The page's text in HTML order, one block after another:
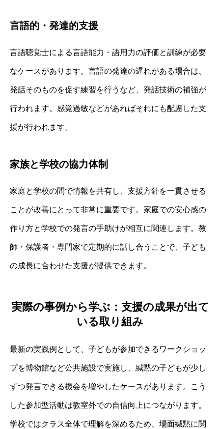
言語的・発達的支援
言語聴覚士による言語能力・語用力の評価と訓練が必要
なケースがあります。言語の発達の遅れがある場合は、
発話そのものを促す練習を行うなど、発話技術の補強が
行われます。感覚過敏などがあればそれにも配慮した支
援が行われます。
家族と学校の協力体制
家庭と学校の間で情報を共有し、支援方針を一貫させる
ことが改善にとって非常に重要です。家庭での安心感の
作り方と学校での発言の手助けが相互に関連します。教
師・保護者・専門家で定期的に話し合うことで、子ども
の成長に合わせた支援が提供できます。
実際の事例から学ぶ：支援の成果が出て
いる取り組み
最新の実践例として、子どもが参加できるワークショッ
プを博物館など公共施設で実施し、緘黙の子どもが少し
ずつ発言できる機会を増やしたケースがあります。こう
した参加型活動は教室外での自信向上につながります。
学校ではクラス全体で理解を深めるため、場面緘黙に関